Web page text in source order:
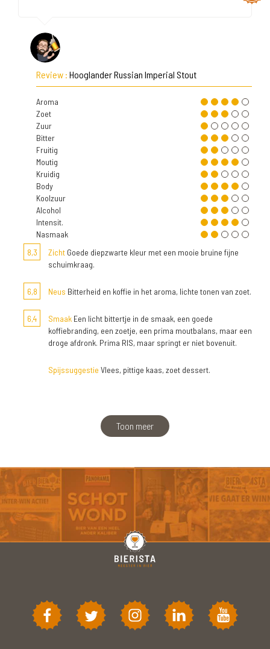
Review : Hooglander Russian Imperial Stout
Aroma
Zoet
Zuur
Bitter
Fruitig
Moutig
Kruidig
Body
Koolzuur
Alcohol
Intensit.
Nasmaak
8,3
Zicht Goede diepzwarte kleur met een mooie bruine fijne
schuimkraag.
6,8 Neus Bitterheid en koffie in het aroma, lichte tonen van zoet.
6,4 Smaak Een licht bittertje in de smaak, een goede
koffiebranding, een zoetje, een prima moutbalans, maar een
droge afdronk. Prima RIS, maar springt er niet bovenuit.
Spijssuggestie Vlees, pittige kaas, zoet dessert.
Toon meer